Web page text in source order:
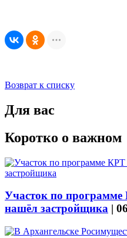
Возврат к списку
Для вас
Коротко о важном
Участок по
нашёл застройщика |